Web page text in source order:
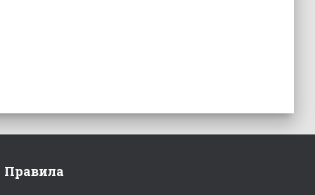
Правила